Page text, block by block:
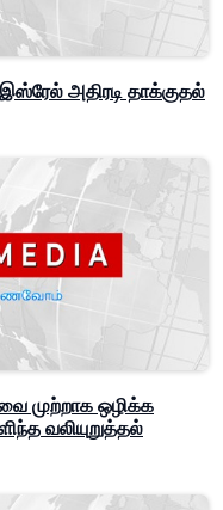
அதிரடி தாக்குதல்
முற்றாக ஒழிக்க
வலியுறுத்தல்